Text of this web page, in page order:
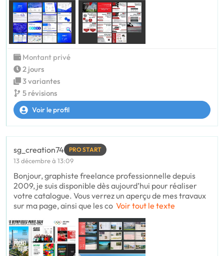
Montant privé
2 jours
3 variantes
5 révisions
Voir le profil
sg_creation74 PRO START
13 décembre à 13:09
Bonjour, graphiste freelance professionnelle depuis
2009, je suis disponible dès aujourd’hui pour réaliser
votre catalogue. Vous verrez un aperçu de mes travaux
sur ma page, ainsi que les co Voir tout le texte